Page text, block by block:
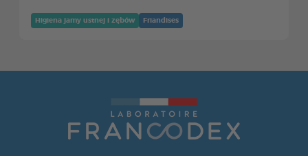
Higiena jamy ustnej i zębów Friandises